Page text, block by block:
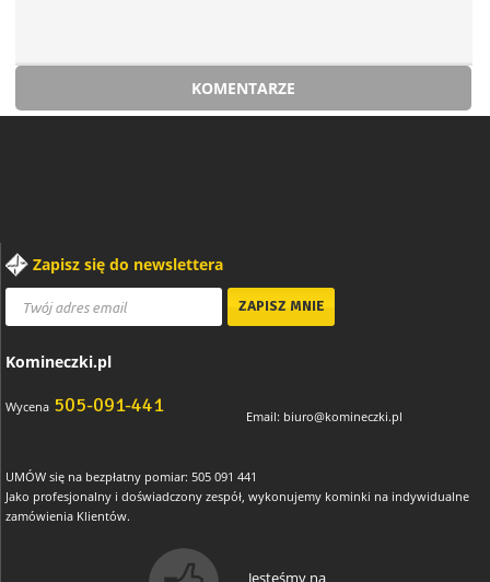
KOMENTARZE
Zapisz się do newslettera
Komineczki.pl
Wycena 505-091-441 Email: biuro@komineczki.pl
UMÓW się na bezpłatny pomiar: 505 091 441
Jako profesjonalny i doświadczony zespół, wykonujemy kominki na indywidualne
zamówienia Klientów.